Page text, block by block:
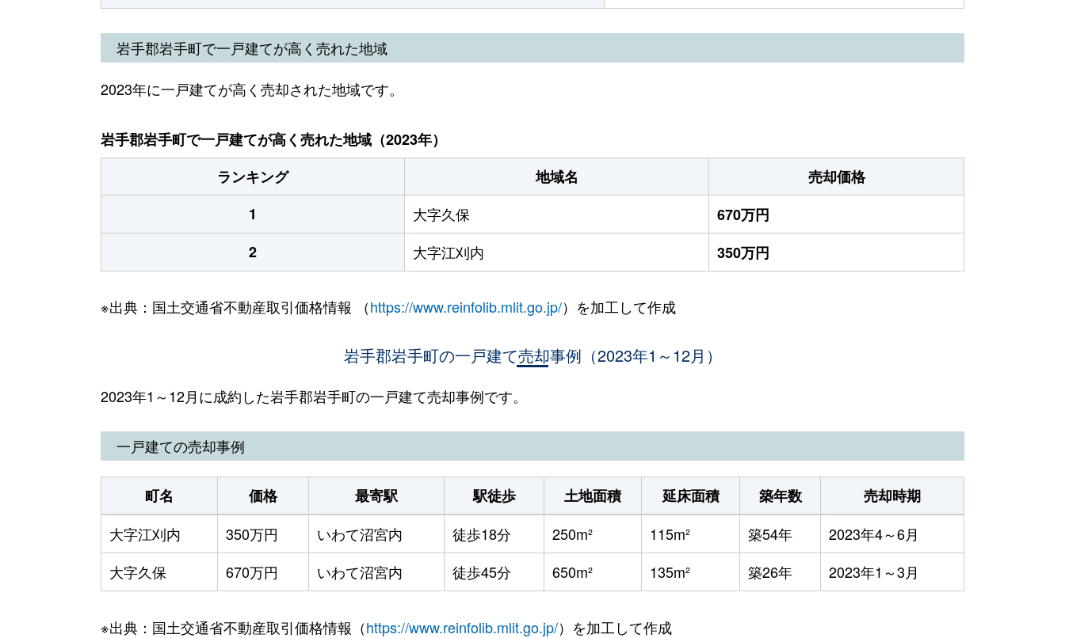
岩手郡岩手町で一戸建てが高く売れた地域
2023年に一戸建てが高く売却された地域です。
岩手郡岩手町で一戸建てが高く売れた地域（2023年）
ランキング
地域名
売却価格
1
大字久保
670万円
2
大字江刈内 350万円
※出典：国土交通省不動産取引価格情報 （https://www.reinfolib.mlit.go.jp/）を加工して作成
岩手郡岩手町の一戸建て売却事例（2023年1～12月）
2023年1～12月に成約した岩手郡岩手町の一戸建て売却事例です。
一戸建ての売却事例
町名 価格 最寄駅 駅徒歩 土地面積 延床面積 築年数
売却時期
大字江刈内
350万円 いわて沼宮内 徒歩18分 250m² 115m² 築54年
2023年4～6月
大字久保
670万円 いわて沼宮内 徒歩45分 650m² 135m² 築26年 2023年1～3月
※出典：国土交通省不動産取引価格情報（https://www.reinfolib.mlit.go.jp/）を加工して作成